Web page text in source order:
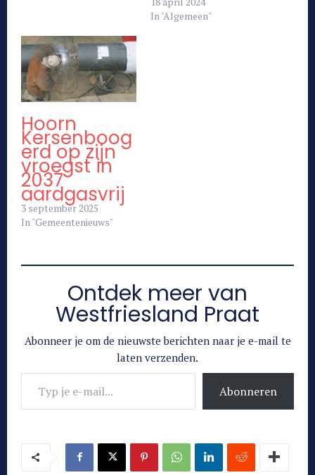
In "Algemeen"
Hoorn
Kersenboog
erd op zijn
vroegst in
2037
aardgasvrij
3 september 2025
In "Gemeentenieuws"
Ontdek meer van
Westfriesland Praat
Abonneer je om de nieuwste berichten naar je e-mail te
laten verzenden.
Typ je e-mail...
Abonneren